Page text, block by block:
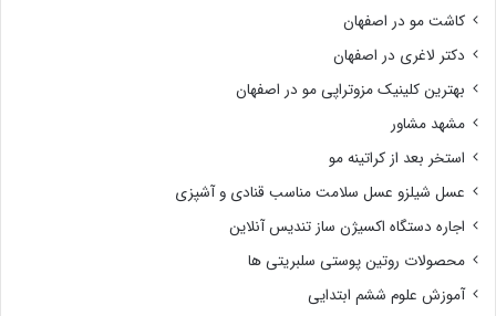
کاشت مو در اصفهان
دکتر لاغری در اصفهان
بهترین کلینیک مزوتراپی مو در اصفهان
مشهد مشاور
استخر بعد از کراتینه مو
عسل شیلزو عسل سلامت مناسب قنادی و آشپزی
اجاره دستگاه اکسیژن ساز تندیس آنلاین
محصولات روتین پوستی سلبریتی ها
آموزش علوم ششم ابتدایی